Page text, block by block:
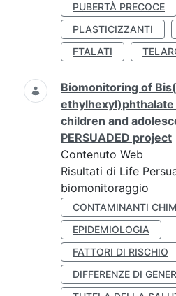
PUBERTÀ PRECOCE
PLASTICIZZANTI
FTALATI
Biomonitoring of
ethylhexyl)phthalate
children and
PERSUADED project
Contenuto Web
Risultati di Life
biomonitoraggio
CONTAMINANTI
EPIDEMIOLOGIA
FATTORI DI RISCHIO
DIFFERENZE DI